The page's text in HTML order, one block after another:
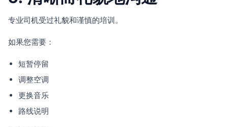
专业司机受过礼貌和谨慎的培训。
如果您需要：
短暂停留
调整空调
更换音乐
路线说明